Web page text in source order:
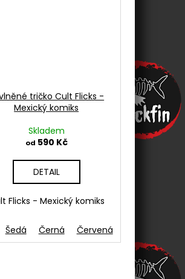
Růžová Oranžová
Žlutá Zelená Modrá-Aqua
tričko Cult Flicks -
Mexický komiks
Skladem
od 590 Kč
DETAIL
Flicks - Mexický komiks
Šedá Černá Červená